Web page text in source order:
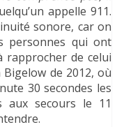
appelle 911.
sonore, car on
personnes qui ont
rapprocher de celui
de 2012, où
30 secondes les
aux secours le 11